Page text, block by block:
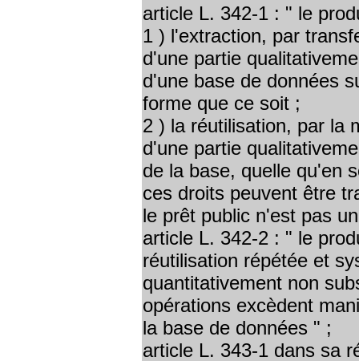
article L. 342-1 : " le
1 ) l'extraction, par
d'une partie
d'une base de données
forme que ce soit ;
2 ) la réutilisation, par la
d'une partie
de la base, quelle qu'en
ces droits peuvent être
le prêt public n'est pas
article L. 342-2 : " le
réutilisation répétée et
quantitativement non
opérations excèdent
la base de données " ;
article L. 343-1 dans sa